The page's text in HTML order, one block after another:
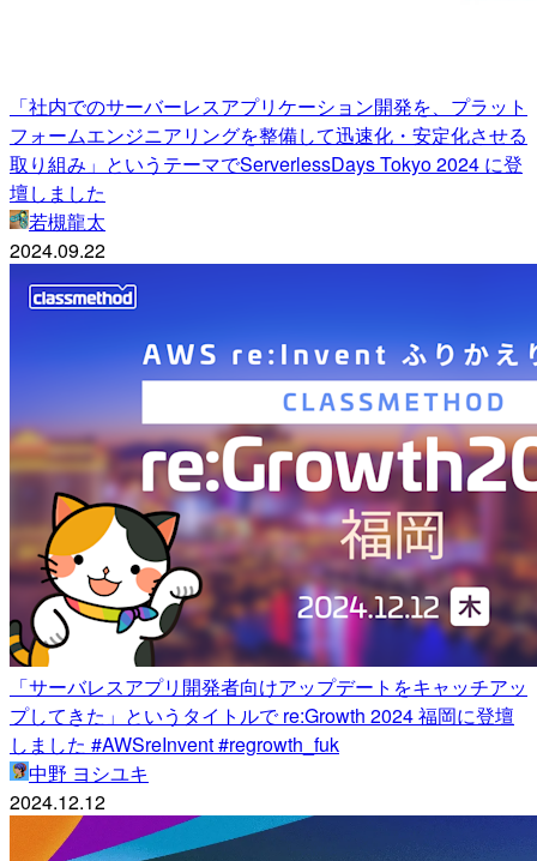
「社内でのサーバーレスアプリケーション開発を、プラット
フォームエンジニアリングを整備して迅速化・安定化させる
取り組み」というテーマでServerlessDays Tokyo 2024 に登
壇しました
若槻龍太
2024.09.22
「サーバレスアプリ開発者向けアップデートをキャッチアッ
プしてきた」というタイトルで re:Growth 2024 福岡に登壇
しました #AWSreInvent #regrowth_fuk
中野 ヨシユキ
2024.12.12